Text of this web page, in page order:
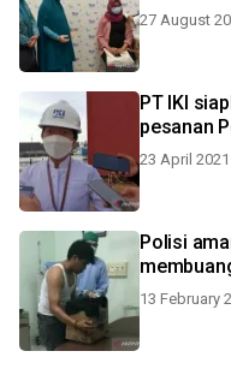
27 August
PT IKI
pesanan
23 April
Polisi
13 February